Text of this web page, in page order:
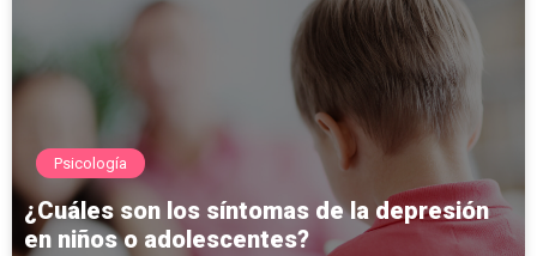
Psicología
¿Cuáles son los síntomas de la depresión
en niños o adolescentes?